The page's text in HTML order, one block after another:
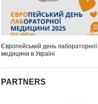
Європейський день лабораторної
медицини в Україні
PARTNERS